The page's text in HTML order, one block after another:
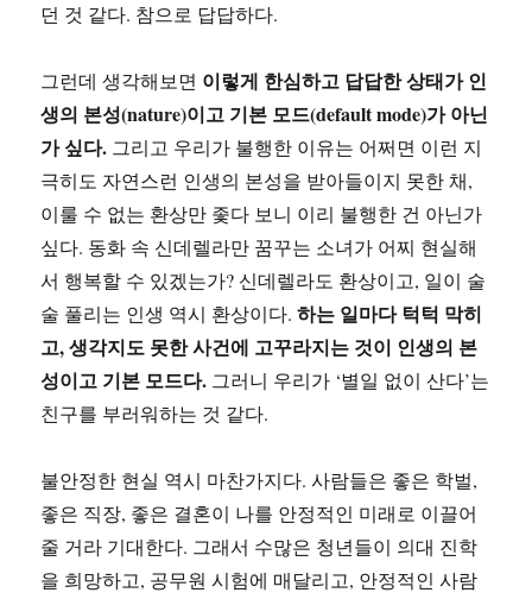
던 것 같다. 참으로 답답하다.
그런데 생각해보면 이렇게 한심하고 답답한 상태가 인
생의 본성(nature)이고 기본 모드(default mode)가 아닌
가 싶다. 그리고 우리가 불행한 이유는 어쩌면 이런 지
극히도 자연스런 인생의 본성을 받아들이지 못한 채,
이룰 수 없는 환상만 좇다 보니 이리 불행한 건 아닌가
싶다. 동화 속 신데렐라만 꿈꾸는 소녀가 어찌 현실해
서 행복할 수 있겠는가? 신데렐라도 환상이고, 일이 술
술 풀리는 인생 역시 환상이다.하는 일마다 턱턱 막히
고, 생각지도 못한 사건에 고꾸라지는 것이 인생의 본
성이고 기본 모드다. 그러니 우리가 ‘별일 없이 산다’는
친구를 부러워하는 것 같다.
불안정한 현실 역시 마찬가지다. 사람들은 좋은 학벌,
좋은 직장, 좋은 결혼이 나를 안정적인 미래로 이끌어
줄 거라 기대한다. 그래서 수많은 청년들이 의대 진학
을 희망하고, 공무원 시험에 매달리고, 안정적인 사람